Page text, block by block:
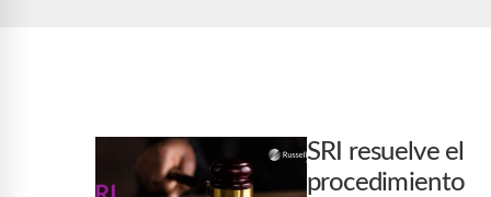
SRI resuelve el
procedimiento